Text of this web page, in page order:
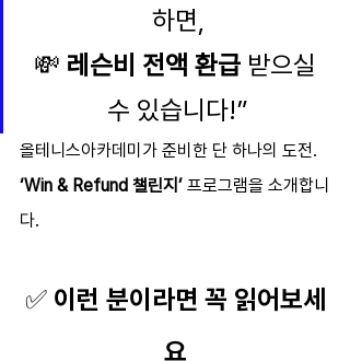
하면,
💸 레슨비 전액 환급 받으실
수 있습니다!”
올테니스아카데미가 준비한 단 하나의 도전.
‘Win & Refund 챌린지’ 프로그램을 소개합니
다.
✅ 이런 분이라면 꼭 읽어보세
요